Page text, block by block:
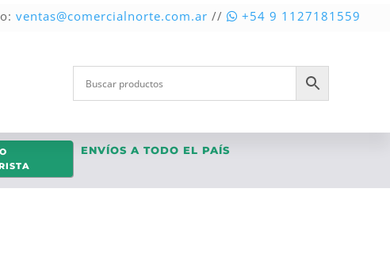
ventas@comercialnorte.com.ar // +54 9 1127181559
ENVÍOS A TODO EL PAÍS